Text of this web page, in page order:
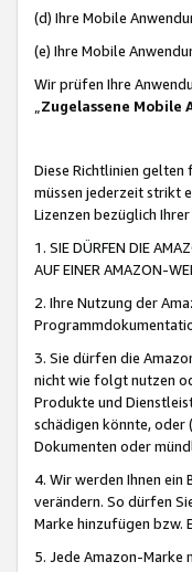
(d) Ihre Mobile
(e) Ihre Mobile
Wir prüfen Ihre
„Zugelassene Mobile
Diese Richtlinien gelten
müssen jederzeit strikt
Lizenzen bezüglich
1. SIE DÜRFEN DIE
AUF EINER AMAZON-
2. Ihre Nutzung der
3. Sie dürfen die
nicht wie folgt nutzen
Produkte und
schädigen könnte, oder
Dokumenten oder
4. Wir werden Ihnen
verändern. So dürfen
Marke hinzufügen bzw.
5. Jede Amazon-Marke